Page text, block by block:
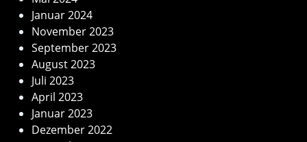
Januar 2024
November 2023
September 2023
August 2023
Juli 2023
April 2023
Januar 2023
Dezember 2022